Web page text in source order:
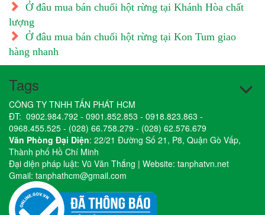
Ở đâu mua bán chuối hột rừng tại Khánh Hòa chất
lượng
Ở đâu mua bán chuối hột rừng tại Kon Tum giao
hàng nhanh
Tags
CÔNG TY TNHH TẤN PHÁT HCM
ĐT: 0902.984.792 - 0901.852.853 - 0918.823.863 -
0968.455.525 - (028) 66.758.279 - (028) 62.576.679
Văn Phòng Đại Diện: 22/21 Đường Số 21, P8, Quận Gò Vấp,
Thành phố Hồ Chí Minh
Đại diện pháp luật: Vũ Văn Thắng | Website: tanphatvn.net
Gmail: tanphathcm@gmail.com